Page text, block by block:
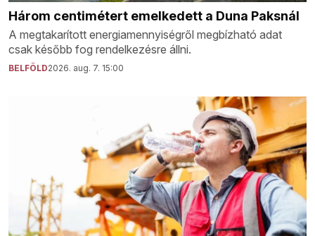
Három centimétert emelkedett a Duna Paksnál
A megtakarított energiamennyiségről megbízható adat
csak később fog rendelkezésre állni.
BELFÖLD2026. aug. 7. 15:00